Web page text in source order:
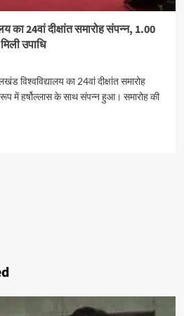
का 24वां दीक्षांत समारोह संपन्न, 1.00
उपाधि
विश्वविद्यालय का 24वां दीक्षांत समारोह
में हर्षोल्लास के साथ संपन्न हुआ। समारोह की